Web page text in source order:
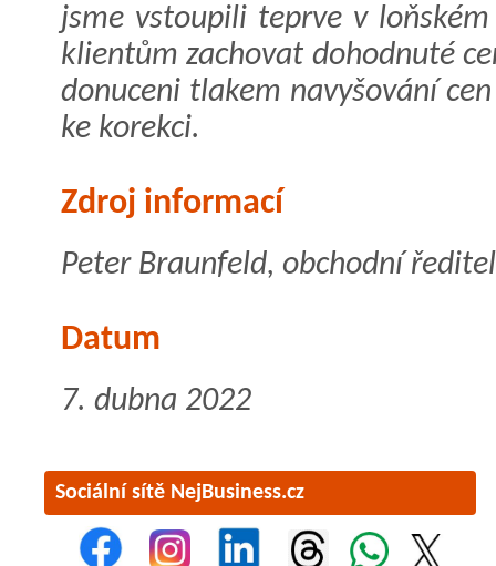
jsme vstoupili teprve v
klientům zachovat dohodnuté
donuceni tlakem navyšování
ke korekci.
Zdroj informací
Peter Braunfeld, obchodní
Datum
7. dubna 2022
Sociální sítě NejBusiness.cz